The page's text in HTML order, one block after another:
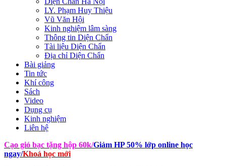
LY. Phạm Huy Thiệu
Vũ Văn Hội
Kinh nghiệm lâm sàng
Thông tin Diện Chẩn
Tài liệu Diện Chẩn
Địa chỉ Diện Chẩn
Bài giảng
Tin tức
Khí công
Sách
Video
Dụng cụ
Kinh nghiệm
Liên hệ
Cạo gió bạc tặng hộp 60k/Giảm HP 50% lớp online học
ngay/Khoá học mới